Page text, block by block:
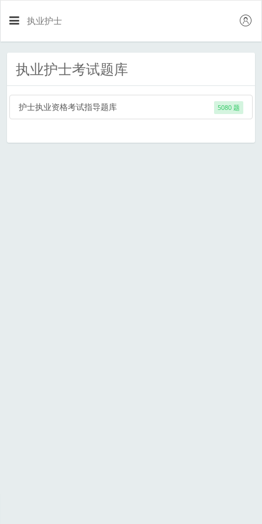
执业护士
执业护士考试题库
护士执业资格考试指导题库 5080 题